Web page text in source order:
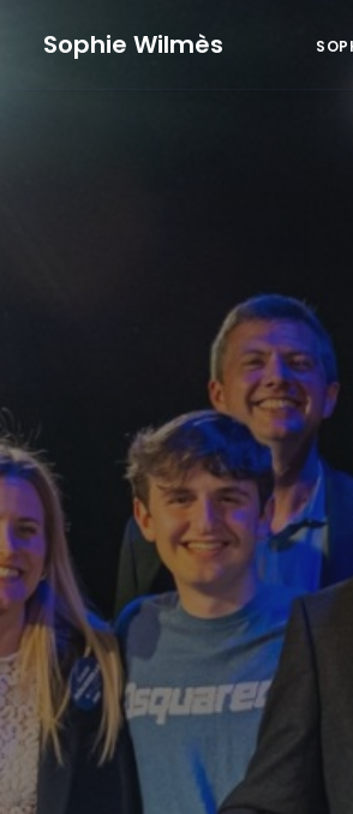
Sophie Wilmès